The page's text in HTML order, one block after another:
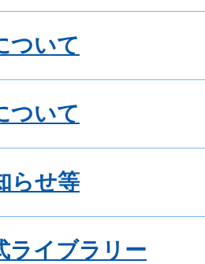
ついて
ついて
らせ等
ライブラリー